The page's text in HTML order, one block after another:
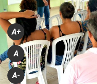
A+
A
A-